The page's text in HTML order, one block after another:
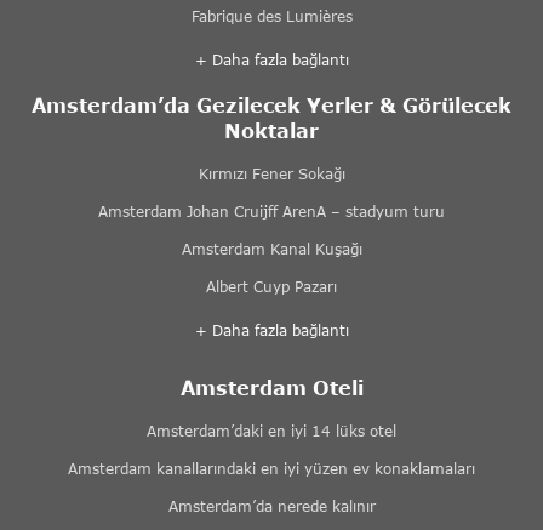
Fabrique des Lumières
+ Daha fazla bağlantı
Amsterdam’da Gezilecek Yerler & Görülecek
Noktalar
Kırmızı Fener Sokağı
Amsterdam Johan Cruijff ArenA – stadyum turu
Amsterdam Kanal Kuşağı
Albert Cuyp Pazarı
+ Daha fazla bağlantı
Amsterdam Oteli
Amsterdam’daki en iyi 14 lüks otel
Amsterdam kanallarındaki en iyi yüzen ev konaklamaları
Amsterdam’da nerede kalınır